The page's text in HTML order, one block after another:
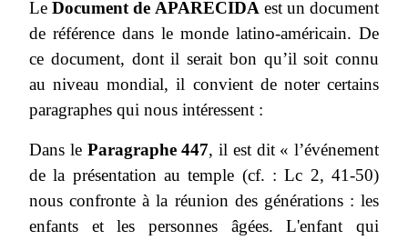
LeDocument de APARECIDA est un document
de référence dans le monde latino-américain. De
ce document, dont il serait bon qu’il soit connu
au niveau mondial, il convient de noter certains
paragraphes qui nous intéressent :
Dans le Paragraphe 447, il est dit « l’événement
de la présentation au temple (cf. : Lc 2, 41-50)
nous confronte à la réunion des générations : les
enfants et les personnes âgées. L'enfant qui